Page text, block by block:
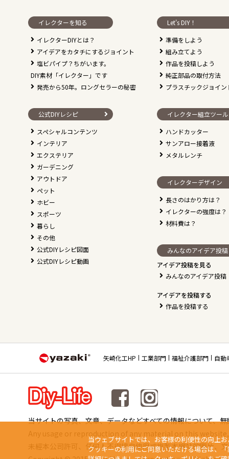
イレクターを知る
イレクターDIYとは？
アイデアをカタチにするジョイント
塩ビパイプ？ちがいます。
DIY素材「イレクター」です
発売から50年。ロングセラーの秘密
公式DIYレシピ
スペシャルコンテンツ
インテリア
エクステリア
ガーデニング
アウトドア
ペット
ホビー
スポーツ
暮らし
その他
公式DIYレシピ図面
公式DIYレシピ動画
Let's DIY！
準備をしよう
組み立てよう
作品を投稿しよう
純正部品の取付方法
プラスチックジョイ
イレクター組立ツール
ハンドカッター
サンアロー接着液
メタルレンチ
イレクターデザイン
長さのはかり方は？
イレクターの強度は？
材料費は？
みんなのアイデア投稿
アイデア投稿を見る
みんなのアイデア投稿
アイデアを投稿する
作品を投稿する
矢崎化工HP 工業部門 福祉介護部門 自動
当サイトの写真、文章、データなどすべての情報について、
Any usage or reproduction of any material on this
未經本公司許可、任何人不得擅自使用或複製本網站的圖片、
当ウェブサイトでは、お客様の利便性の向上
クッキーの利用にご同意いただける場合は、